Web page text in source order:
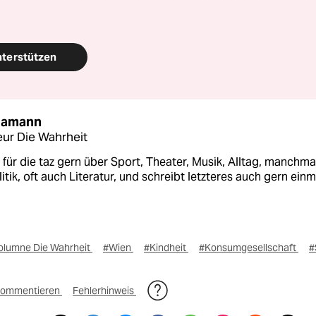
Die Wahrheit
die taz gern über Sport, Theater, Musik, Alltag,
oft auch Literatur, und schreibt letzteres auch gern
Die Wahrheit #Wien #Kindheit #Konsumgesellschaft
Fehlerhinweis